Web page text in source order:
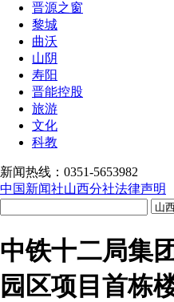
晋源之窗
黎城
曲沃
山阴
寿阳
晋能控股
旅游
文化
科教
新闻热线：0351-5653982
中国新闻社山西分社法律声明
中铁十二局集
园区项目首栋